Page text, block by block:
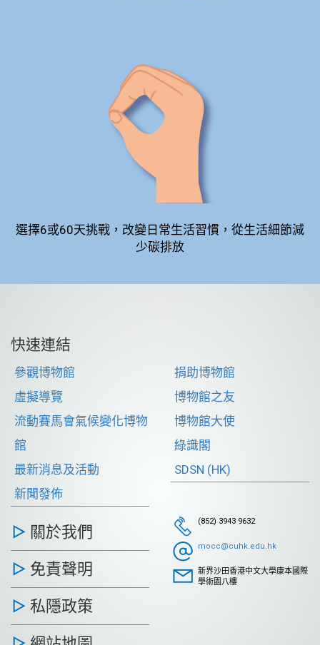
選擇6或60天挑戰，改變日常生活習慣，從生活細節減
少碳排放
快速連結
參觀博物館
虛擬導覽
流動賽馬會氣候變化博物
館
最新消息及活動
新聞發佈
捐助博物館
博物館之友
博物館大使
綠識閣
SDSN (HK)
關於我們
免責聲明
私隱政策
(852) 3943 9632
mocc@cuhk.edu.hk
新界沙田香港中文大學康本國際
學術園八樓